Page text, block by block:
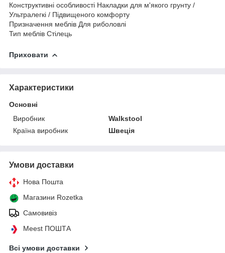
Конструктивні особливості Накладки для м'якого грунту /
Ультралегкі / Підвищеного комфорту
Призначення меблів Для риболовлі
Тип меблів Стілець
Приховати
Характеристики
Основні
Виробник
Walkstool
Країна виробник
Швеція
Умови доставки
Нова Пошта
Магазини Rozetka
Самовивіз
Meest ПОШТА
Всі умови доставки